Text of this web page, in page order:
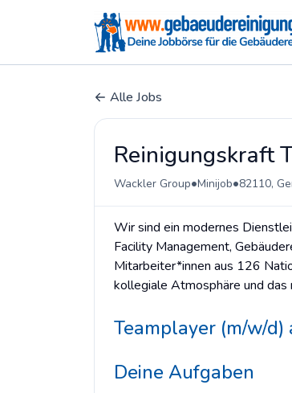
Alle Jobs
Reinigungskraft
Wackler Group•Minijob•82110,
Wir sind ein modernes
Facility Management,
Mitarbeiter*innen aus 126
kollegiale Atmosphäre und das
Teamplayer (m/w/d)
Deine Aufgaben